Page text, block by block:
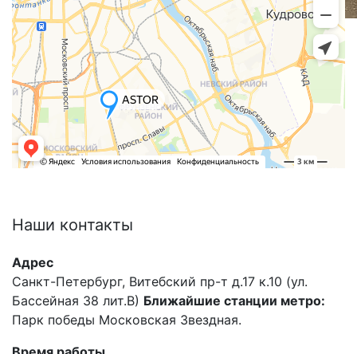
Наши контакты
Адрес
Санкт-Петербург, Витебский пр-т д.17 к.10 (ул.
Бассейная 38 лит.В) Ближайшие станции метро:
Парк победы Московская Звездная.